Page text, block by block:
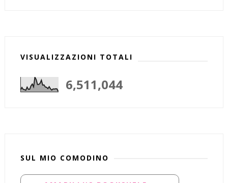
VISUALIZZAZIONI TOTALI
6,511,044
SUL MIO COMODINO